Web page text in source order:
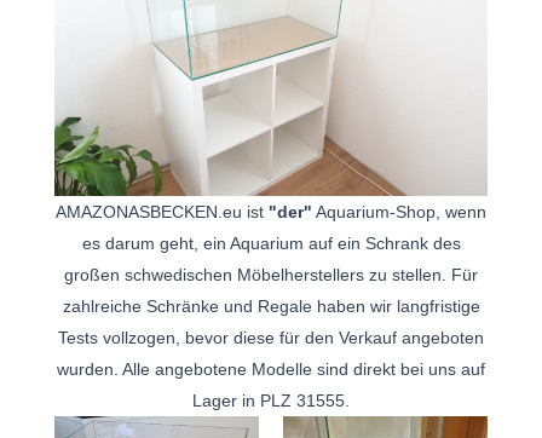
AMAZONASBECKEN.eu ist "der" Aquarium-Shop, wenn
es darum geht, ein Aquarium auf ein Schrank des
großen schwedischen Möbelherstellers zu stellen. Für
zahlreiche Schränke und Regale haben wir langfristige
Tests vollzogen, bevor diese für den Verkauf angeboten
wurden. Alle angebotene Modelle sind direkt bei uns auf
Lager in PLZ 31555.